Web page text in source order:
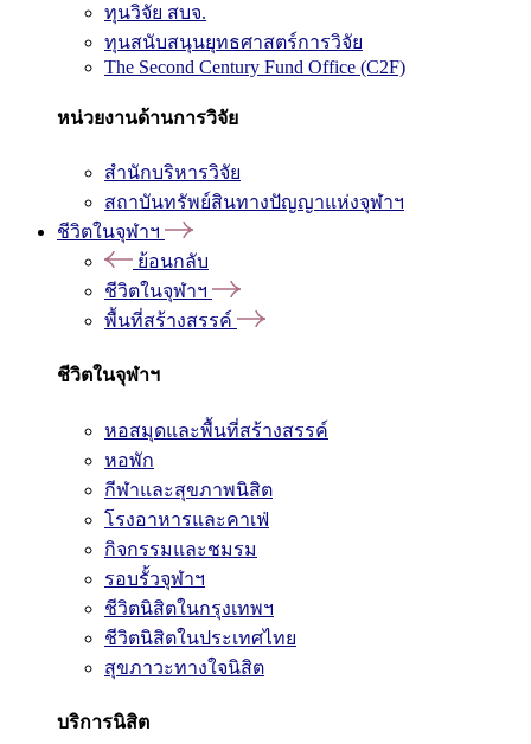
ทุนวิจัย สบจ.
ทุนสนับสนุนยุทธศาสตร์การวิจัย
The Second Century Fund Office (C2F)
หน่วยงานด้านการวิจัย
สำนักบริหารวิจัย
สถาบันทรัพย์สินทางปัญญาแห่งจุฬาฯ
ชีวิตในจุฬาฯ
ย้อนกลับ
ชีวิตในจุฬาฯ
พื้นที่สร้างสรรค์
ชีวิตในจุฬาฯ
หอสมุดและพื้นที่สร้างสรรค์
หอพัก
กีฬาและสุขภาพนิสิต
โรงอาหารและคาเฟ่
กิจกรรมและชมรม
รอบรั้วจุฬาฯ
ชีวิตนิสิตในกรุงเทพฯ
ชีวิตนิสิตในประเทศไทย
สุขภาวะทางใจนิสิต
บริการนิสิต